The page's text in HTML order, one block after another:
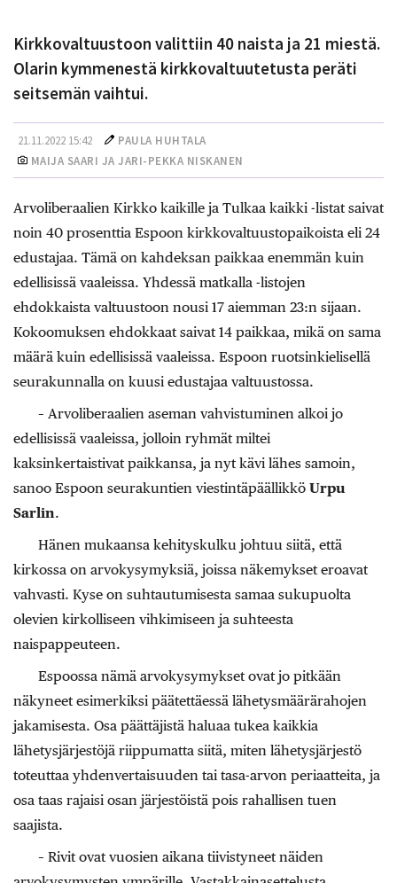
Kirkkovaltuustoon valittiin 40 naista ja 21 miestä.
Olarin kymmenestä kirkkovaltuutetusta peräti
seitsemän vaihtui.
21.11.2022 15:42
PAULA HUHTALA
MAIJA SAARI JA JARI-PEKKA NISKANEN
Arvoliberaalien Kirkko kaikille ja Tulkaa kaikki -listat saivat
noin 40 prosenttia Espoon kirkkovaltuustopaikoista eli 24
edustajaa. Tämä on kahdeksan paikkaa enemmän kuin
edellisissä vaaleissa. Yhdessä matkalla -listojen
ehdokkaista valtuustoon nousi 17 aiemman 23:n sijaan.
Kokoomuksen ehdokkaat saivat 14 paikkaa, mikä on sama
määrä kuin edellisissä vaaleissa. Espoon ruotsinkielisellä
seurakunnalla on kuusi edustajaa valtuustossa.
– Arvoliberaalien aseman vahvistuminen alkoi jo
edellisissä vaaleissa, jolloin ryhmät miltei
kaksinkertaistivat paikkansa, ja nyt kävi lähes samoin,
sanoo Espoon seurakuntien viestintäpäällikkö Urpu
Sarlin.
Hänen mukaansa kehityskulku johtuu siitä, että
kirkossa on arvokysymyksiä, joissa näkemykset eroavat
vahvasti. Kyse on suhtautumisesta samaa sukupuolta
olevien kirkolliseen vihkimiseen ja suhteesta
naispappeuteen.
Espoossa nämä arvokysymykset ovat jo pitkään
näkyneet esimerkiksi päätettäessä lähetysmäärärahojen
jakamisesta. Osa päättäjistä haluaa tukea kaikkia
lähetysjärjestöjä riippumatta siitä, miten lähetysjärjestö
toteuttaa yhdenvertaisuuden tai tasa-arvon periaatteita, ja
osa taas rajaisi osan järjestöistä pois rahallisen tuen
saajista.
– Rivit ovat vuosien aikana tiivistyneet näiden